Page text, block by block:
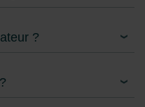
?